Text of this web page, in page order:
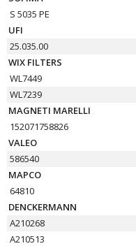
S 5035 PE
UFI
25.035.00
WIX FILTERS
WL7449
WL7239
MAGNETI MARELLI
152071758826
VALEO
586540
MAPCO
64810
DENCKERMANN
A210268
A210513